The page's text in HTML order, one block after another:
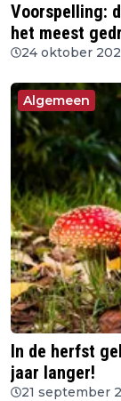
Voorspelling:
het meest
24 oktober
Algemeen
In de herfst
jaar langer!
21 september